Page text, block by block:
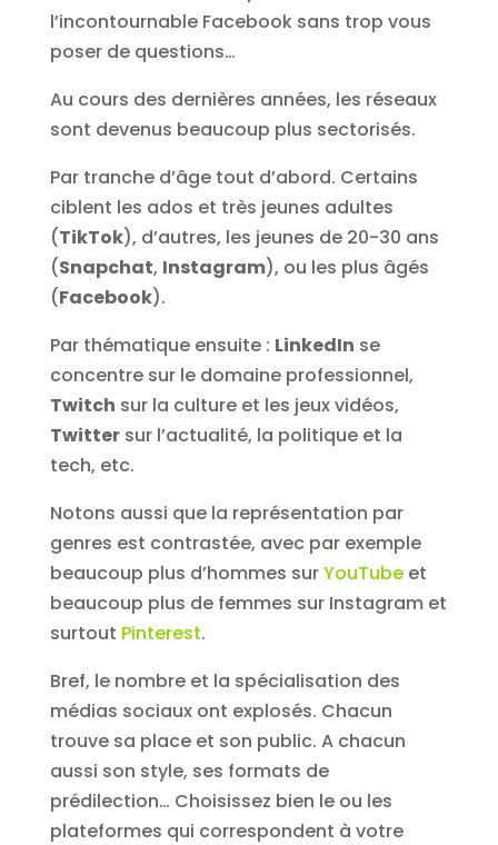
l’incontournable Facebook sans trop vous
poser de questions…
Au cours des dernières années, les réseaux
sont devenus beaucoup plus sectorisés.
Par tranche d’âge tout d’abord. Certains
ciblent les ados et très jeunes adultes
(TikTok), d’autres, les jeunes de 20-30 ans
(Snapchat, Instagram), ou les plus âgés
(Facebook).
Par thématique ensuite : LinkedIn se
concentre sur le domaine professionnel,
Twitch sur la culture et les jeux vidéos,
Twittersur l’actualité, la politique et la
tech, etc.
Notons aussi que la représentation par
genres est contrastée, avec par exemple
beaucoup plus d’hommes surYouTubeet
beaucoup plus de femmes sur Instagram et
surtout Pinterest.
Bref, le nombre et la spécialisation des
médias sociaux ont explosés. Chacun
trouve sa place et son public. A chacun
aussi son style, ses formats de
prédilection… Choisissez bien le ou les
plateformes qui correspondent à votre